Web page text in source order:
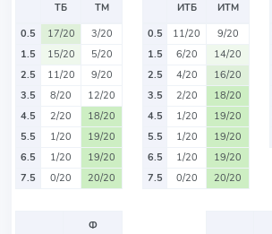
ТБ
ТМ
0.5
17/20
3/20
1.5
15/20
5/20
2.5
11/20
9/20
3.5
8/20
12/20
4.5
2/20
18/20
5.5
1/20
19/20
6.5
1/20
19/20
7.5
0/20 20/20
ИТБ
ИТМ
0.5
11/20
9/20
1.5
6/20
14/20
2.5
4/20
16/20
3.5
2/20
18/20
4.5
1/20
19/20
5.5
1/20
19/20
6.5
1/20
19/20
7.5
0/20 20/20
Ф